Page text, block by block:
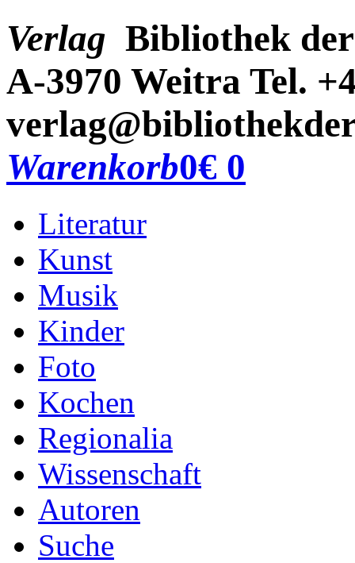
Verlag Bibliothek
A-3970 Weitra Tel.
Warenkorb0€ 0
Literatur
Kunst
Musik
Kinder
Foto
Kochen
Regionalia
Wissenschaft
Autoren
Suche